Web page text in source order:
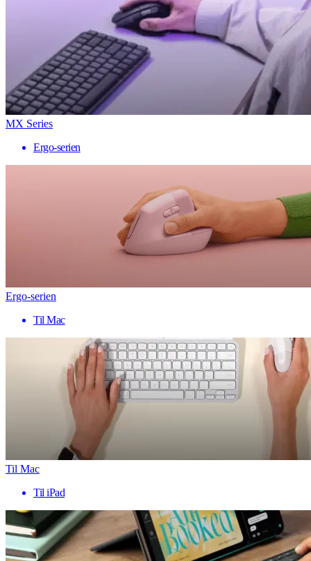
MX Series
Ergo-serien
Ergo-serien
Til Mac
Til Mac
Til iPad